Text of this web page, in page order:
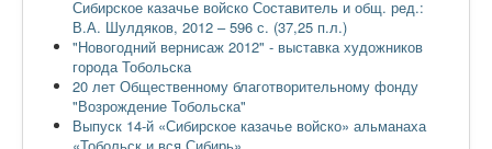
Сибирское казачье войско Составитель и общ. ред.:
В.А. Шулдяков, 2012 – 596 с. (37,25 п.л.)
"Новогодний вернисаж 2012" - выставка художников
города Тобольска
20 лет Общественному благотворительному фонду
"Возрождение Тобольска"
Выпуск 14-й «Сибирское казачье войско» альманаха